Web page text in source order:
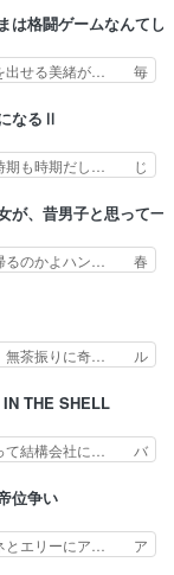
ね… こんなデカイ
… ダラさん、人型
の国も同じ… ご視聴
もよろし… 握った◯
るプレ… ヨコヤの頭
利用… 夜の国のヨコ
やはりヨコヤいい
で出演いたしまし
は格闘ゲームなんてし
を出せる美緒が… 毎
る気無く… テー
美緒がテ… すげー
性声優… 深夜の格
っぽど… 真剣に授業
ゃ… 受験勉強と戦闘
勉強嫌いでバトル
なるⅡ
時期も時期だし… じ
てると思う… クル
緒におっ… 帰省、
的には確… 父親から
退治の… ここでヘン
… おっさんの親と
・ベリル、実家に
が、昔男子と思って一
帰るのかよハン… 春
さんのよ… 春希ち
可愛い… 隼人くん
ど完全… 第４話を
… スマホを買うた
きなりシリアス展
の家庭事情は複
。無茶振りに奇… ル
、是非… 計画通り
ほぼ… 今回もター
りし… 白髪の男性が
、… 連邦に対して有
牲を払っても良い
がアッサリし過ぎ
THE SHELL
って結構会社に… バ
いんだよ… 俺らの
ー＆ト… イノセン
イノイ… アダム・リ
… アンドロイドも
位争い
ネとエリーにア… ア